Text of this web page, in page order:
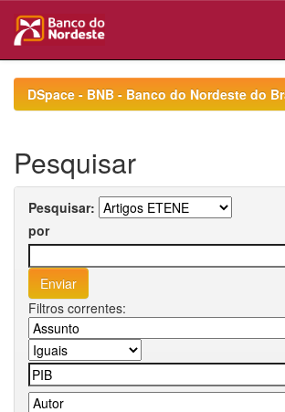
navigationDSpace - BNB - Banco do Nordeste do
Pesquisar
Pesquisar:
por
Filtros correntes: